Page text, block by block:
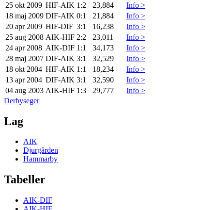
25 okt 2009 HIF-AIK 1:2 23,884
Info >
18 maj 2009 DIF-AIK 0:1 21,884
Info >
20 apr 2009 HIF-DIF 3:1 16,238
Info >
25 aug 2008 AIK-HIF 2:2 23,011
Info >
24 apr 2008 AIK-DIF 1:1 34,173
Info >
28 maj 2007 DIF-AIK 3:1 32,529
Info >
18 okt 2004 HIF-AIK 1:1 18,234
Info >
13 apr 2004 DIF-AIK 3:1 32,590
Info >
04 aug 2003 AIK-HIF 1:3 29,777
Info >
Derbyseger
Lag
AIK
Djurgården
Hammarby
Tabeller
AIK-DIF